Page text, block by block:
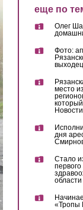
еще по
Олег
Фото:
место
дня
Стало
области
«Тропы